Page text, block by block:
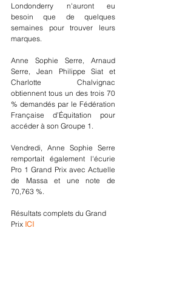
Londonderry n'auront eu
besoin que de quelques
semaines pour trouver leurs
marques.
Anne Sophie Serre, Arnaud
Serre, Jean Philippe Siat et
Charlotte Chalvignac
obtiennent tous un des trois 70
% demandés par le Fédération
Française d’Équitation pour
accéder à son Groupe 1.
Vendredi, Anne Sophie Serre
remportait également l'écurie
Pro 1 Grand Prix avec Actuelle
de Massa et une note de
70,763 %.
Résultats complets du Grand
Prix ICI